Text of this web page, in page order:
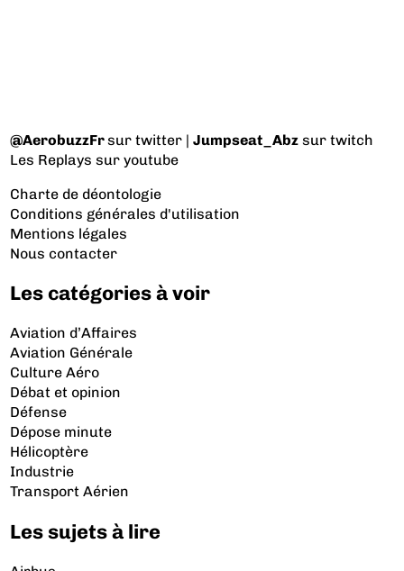
@AerobuzzFrsur twitter |Jumpseat_Abz sur twitch
Les Replays sur youtube
Charte de déontologie
Conditions générales d'utilisation
Mentions légales
Nous contacter
Les catégories à voir
Aviation d’Affaires
Aviation Générale
Culture Aéro
Débat et opinion
Défense
Dépose minute
Hélicoptère
Industrie
Transport Aérien
Les sujets à lire